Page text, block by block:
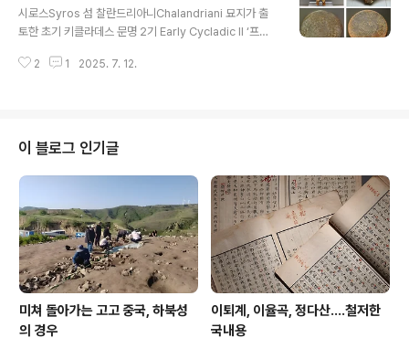
여주는 작품으로 한글문화사적 의의를 지닌 작품들이다.
『록하가장잡록』 (1746년), 국립한글박물관 소장The 『R
the naebang-gasa(Korean lyric verse created b
시로스Syros 섬 찰란드리아니Chalandriani 묘지가 출
토한 초기 키클라데스 문명 2기 Early Cycladic II ‘프라
로 본다.아테네 고고학 박물관 소장품들이다.이들 소위 프
속칭한다.하지만 정확한 기능은 여전히 오리무중.뺨따구
갈기기용이나 엉덩짝 패기용 아니라 누가 장담하겠는가?
뭐 저리 둥글 넓적하게 생기기만 하면 저짝에서는 sun dis
c니 하는 말을 붙이던데 이건 어떤지 모르겠다. 지들이 모
르면 무조건 태양 숭배요, 짬지 유방만 내놓으면 덮어놓고
풍요 다산이라 타..
2 1 2025. 7. 12.
이 블로그 인기글
미쳐 돌아가는 고고 중국, 하북성
의 경우
이퇴계, 이율곡, 정다산....철저한
국내용